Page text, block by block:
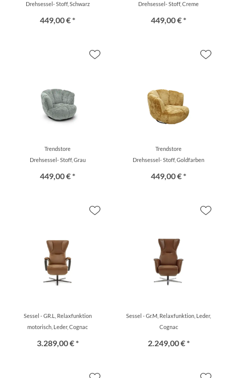
Drehsessel- Stoff, Schwarz
449,00 € *
Drehsessel- Stoff, Creme
449,00 € *
Trendstore
Drehsessel- Stoff, Grau
449,00 € *
Trendstore
Drehsessel- Stoff, Goldfarben
449,00 € *
Sessel - GR.L, Relaxfunktion
motorisch, Leder, Cognac
3.289,00 € *
Sessel - Gr.M, Relaxfunktion, Leder,
Cognac
2.249,00 € *